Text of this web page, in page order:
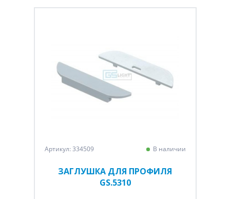
Артикул: 334509 В наличии
ЗАГЛУШКА ДЛЯ ПРОФИЛЯ
GS.5310